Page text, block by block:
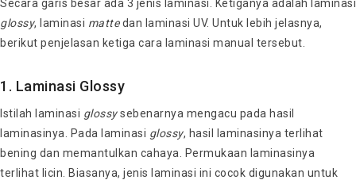
Secara garis besar ada 3 jenis laminasi. Ketiganya adalah laminasi
glossy, laminasi mattedan laminasi UV. Untuk lebih jelasnya,
berikut penjelasan ketiga cara laminasi manual tersebut.
1. Laminasi Glossy
Istilah laminasi glossysebenarnya mengacu pada hasil
laminasinya. Pada laminasi glossy, hasil laminasinya terlihat
bening dan memantulkan cahaya. Permukaan laminasinya
terlihat licin. Biasanya, jenis laminasi ini cocok digunakan untuk